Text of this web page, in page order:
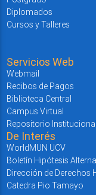
Diplomados
Cursos y Talleres
Servicios Web
Webmail
Recibos de Pagos
Biblioteca Central
Campus Virtual
Repositorio Institucional
De Interés
WorldMUN UCV
Boletín Hipótesis
Dirección de Derechos
Catedra Pio Tamayo